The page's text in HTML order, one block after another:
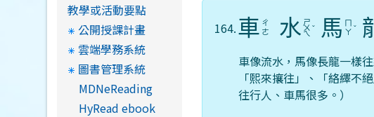
164.車 ㄔ
ㄜ
水 ㄕ
ㄨ
ㄟ
ˇ 馬 ㄇ
ㄚ ˇ
車像流水，馬像長龍一樣
「熙來攘往」、「絡繹不
往行人、車馬很多。）
教學或活動要點
公開授課計畫
雲端學務系統
圖書管理系統
MDNeReading
HyRead ebook